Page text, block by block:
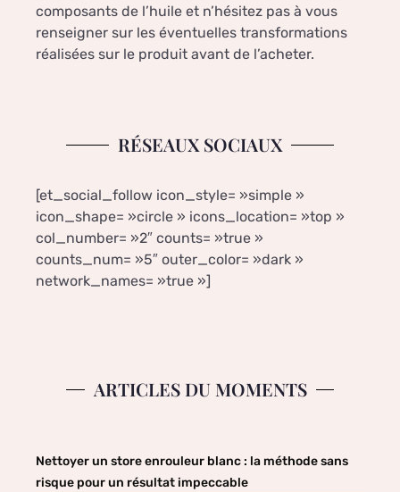
composants de l’huile et n’hésitez pas à vous
renseigner sur les éventuelles transformations
réalisées sur le produit avant de l’acheter.
RÉSEAUX SOCIAUX
[et_social_follow icon_style= »simple »
icon_shape= »circle » icons_location= »top »
col_number= »2″ counts= »true »
counts_num= »5″ outer_color= »dark »
network_names= »true »]
ARTICLES DU MOMENTS
Nettoyer un store enrouleur blanc : la méthode sans
risque pour un résultat impeccable